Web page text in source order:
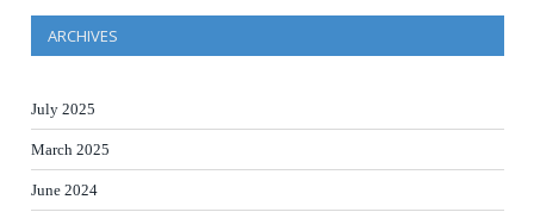
ARCHIVES
July 2025
March 2025
June 2024